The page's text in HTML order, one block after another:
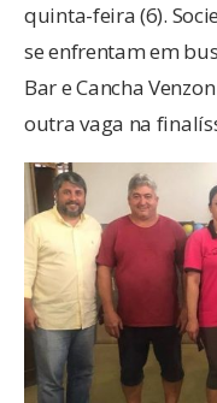
quinta-feira (6).
se enfrentam em
Bar e Cancha
outra vaga na